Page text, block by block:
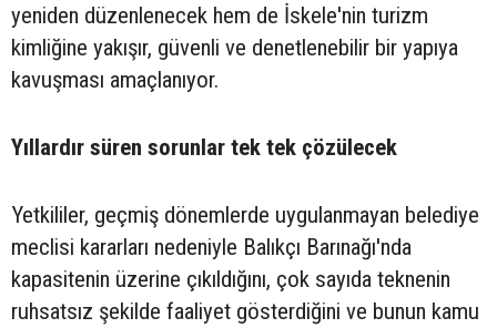
yeniden düzenlenecek hem de İskele'nin turizm
kimliğine yakışır, güvenli ve denetlenebilir bir yapıya
kavuşması amaçlanıyor.
Yıllardır süren sorunlar tek tek çözülecek
Yetkililer, geçmiş dönemlerde uygulanmayan belediye
meclisi kararları nedeniyle Balıkçı Barınağı'nda
kapasitenin üzerine çıkıldığını, çok sayıda teknenin
ruhsatsız şekilde faaliyet gösterdiğini ve bunun kamu